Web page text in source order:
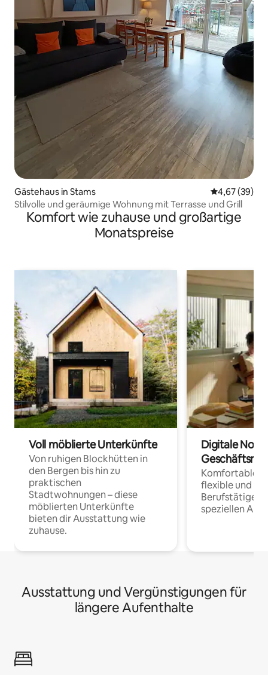
Gästehaus in Stams
4,67 (39)
Stilvolle und geräumige Wohnung mit Terrasse und Grill
Komfort wie zuhause und großartige
Monatspreise
Voll möblierte Unterkünfte
Von ruhigen Blockhütten in
den Bergen bis hin zu
praktischen
Stadtwohnungen – diese
möblierten Unterkünfte
bieten dir Ausstattung wie
zuhause.
Digitale
Komfortable
flexible und
Berufstätige
speziellen
Ausstattung und Vergünstigungen für
längere Aufenthalte